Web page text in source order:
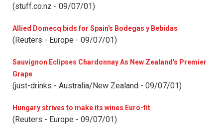
(stuff.co.nz - 09/07/01)
Allied Domecq bids for Spain's Bodegas y Bebidas
(Reuters - Europe - 09/07/01)
Sauvignon Eclipses Chardonnay As New Zealand's Premier
Grape
(just-drinks - Australia/New Zealand - 09/07/01)
Hungary strives to make its wines Euro-fit
(Reuters - Europe - 09/07/01)